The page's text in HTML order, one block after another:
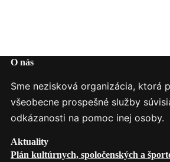
O nás
Sme nezisková organizácia, ktorá
všeobecne prospešné služby
odkázanosti na pomoc inej osoby.
Aktuality
Plán kultúrnych, spoločenských a